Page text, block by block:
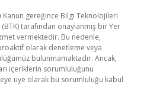
Kanun gereğince Bilgi Teknolojileri
tarafından onaylanmış bir Yer
vermektedir. Bu nedenle,
olarak denetleme veya
bulunmamaktadır. Ancak,
içeriklerin sorumluluğunu
üye olarak bu sorumluluğu kabul